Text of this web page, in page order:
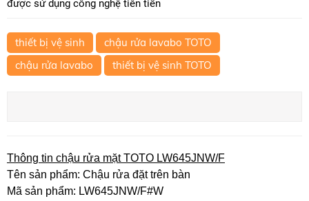
được sử dụng công nghệ tiên tiến
thiết bị vệ sinh
chậu rửa lavabo TOTO
chậu rửa lavabo
thiết bị vệ sinh TOTO
Thông tin chậu rửa mặt TOTO LW645JNW/F
Tên sản phẩm: Chậu rửa đặt trên bàn
Mã sản phẩm: LW645JNW/F#W